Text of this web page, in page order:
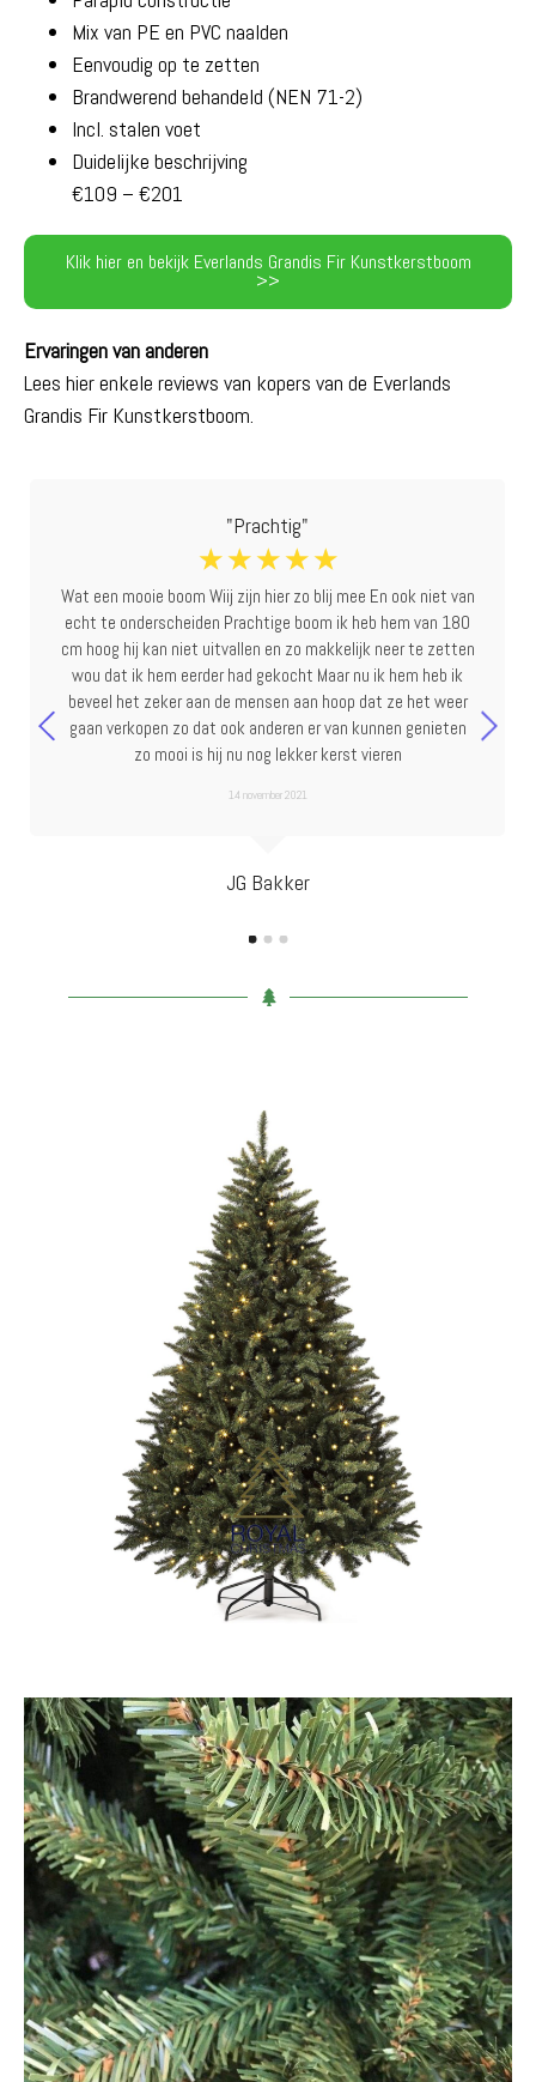
Mix van PE en PVC naalden
Eenvoudig op te zetten
Brandwerend behandeld (NEN 71-2)
Incl. stalen voet
Duidelijke beschrijving
€109 – €201
Klik hier en bekijk Everlands Grandis Fir Kunstkerstboom
>>
Ervaringen van anderen
Lees hier enkele reviews van kopers van de Everlands
Grandis Fir Kunstkerstboom.
JG Bakker
"Prachtig"
☆ ☆ ☆ ☆ ☆
Wat een mooie boom Wiij zijn hier zo blij mee En ook niet van
echt te onderscheiden Prachtige boom ik heb hem van 180
cm hoog hij kan niet uitvallen en zo makkelijk neer te zetten
wou dat ik hem eerder had gekocht Maar nu ik hem heb ik
beveel het zeker aan de mensen aan hoop dat ze het weer
gaan verkopen zo dat ook anderen er van kunnen genieten
zo mooi is hij nu nog lekker kerst vieren
14 november 2021